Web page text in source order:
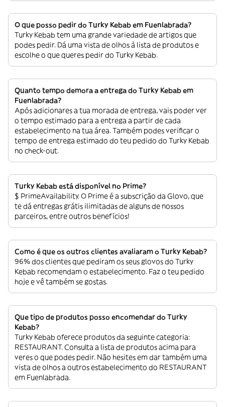
O que posso pedir do Turky Kebab em Fuenlabrada?
Turky Kebab tem uma grande variedade de artigos que
podes pedir. Dá uma vista de olhos à lista de produtos e
escolhe o que queres pedir do Turky Kebab.
Quanto tempo demora a entrega do Turky Kebab em
Fuenlabrada?
Após adicionares a tua morada de entrega, vais poder ver
o tempo estimado para a entrega a partir de cada
estabelecimento na tua área. Também podes verificar o
tempo de entrega estimado do teu pedido do Turky Kebab
no check-out.
Turky Kebab está disponível no Prime?
$ PrimeAvailability. O Prime é a subscrição da Glovo, que
te dá entregas grátis ilimitadas de alguns de nossos
parceiros, entre outros benefícios!
Como é que os outros clientes avaliaram o Turky Kebab?
96% dos clientes que pediram os seus glovos do Turky
Kebab recomendam o estabelecimento. Faz o teu pedido
hoje e vê também se gostas.
Que tipo de produtos posso encomendar do Turky
Kebab?
Turky Kebab oferece produtos da seguinte categoria:
RESTAURANT. Consulta a lista de produtos acima para
veres o que podes pedir. Não hesites em dar também uma
vista de olhos a outros estabelecimento do RESTAURANT
em Fuenlabrada.